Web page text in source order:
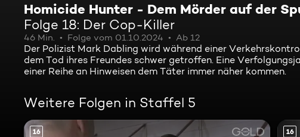
Homicide Hunter - Dem Mörder auf der
Folge 18: Der Cop-Killer
46 Min. Folge vom 01.10.2024 Ab 12
Der Polizist Mark Dabling wird während einer
dem Tod ihres Freundes schwer getroffen. Eine
einer Reihe an Hinweisen dem Täter immer näher kommen.
Weitere Folgen in Staffel 5
16 16